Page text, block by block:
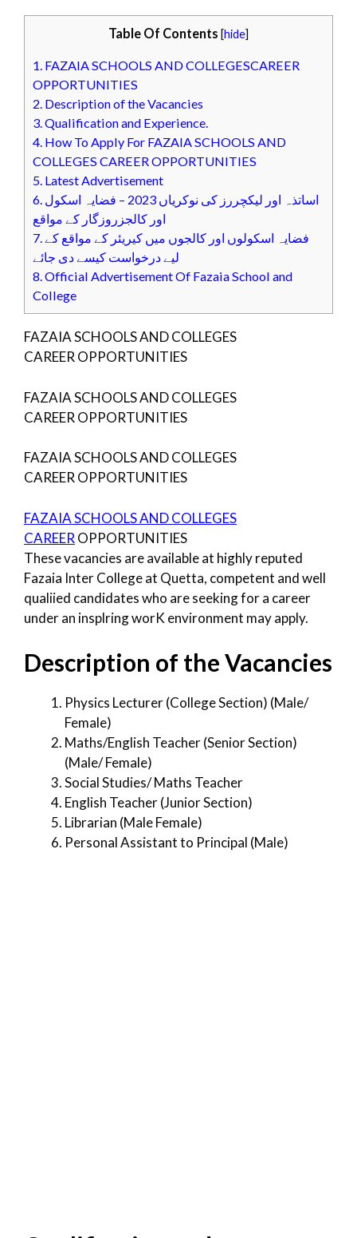
Table Of Contents [hide]
1. FAZAIA SCHOOLS AND COLLEGESCAREER
OPPORTUNITIES
2. Description of the Vacancies
3.Qualification and Experience.
4. How To Apply For FAZAIA SCHOOLS AND
COLLEGES CAREER OPPORTUNITIES
5. Latest Advertisement
6.
اور کالجزروزگار کے مواقع
7.
لیے درخواست کیسے دی جائے
8.Official Advertisement Of Fazaia School and
College
FAZAIA SCHOOLS AND COLLEGES
CAREER OPPORTUNITIES
FAZAIA SCHOOLS AND COLLEGES
CAREER OPPORTUNITIES
FAZAIA SCHOOLS AND COLLEGES
CAREER OPPORTUNITIES
FAZAIA SCHOOLS AND COLLEGES
CAREER OPPORTUNITIES
These vacancies are available at highly reputed
Fazaia Inter College at Quetta, competent and well
qualiied candidates who are seeking for a career
under an insplring worK environment may apply.
Description of the Vacancies
Physics Lecturer (College Section) (Male/
Female)
Maths/English Teacher (Senior Section)
(Male/ Female)
Social Studies/ Maths Teacher
English Teacher (Junior Section)
Librarian (Male Female)
Personal Assistant to Principal (Male)